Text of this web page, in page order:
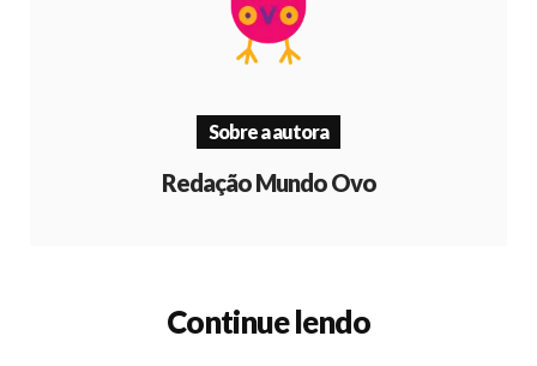
Sobre a autora
Redação Mundo Ovo
Continue lendo